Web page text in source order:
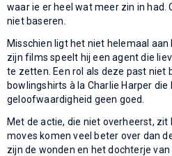
waar ie er heel wat meer zin in had.
niet baseren.
Misschien ligt het niet helemaal
zijn films speelt hij een agent die
te zetten. Een rol als deze past niet
bowlingshirts à la Charlie Harper
geloofwaardigheid geen goed.
Met de actie, die niet overheerst,
moves komen veel beter over dan
zijn de wonden en het dochterje van